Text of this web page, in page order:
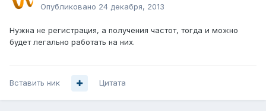
Опубликовано 24 декабря, 2013
Нужна не регистрация, а получения частот, тогда и можно
будет легально работать на них.
Вставить ник Цитата